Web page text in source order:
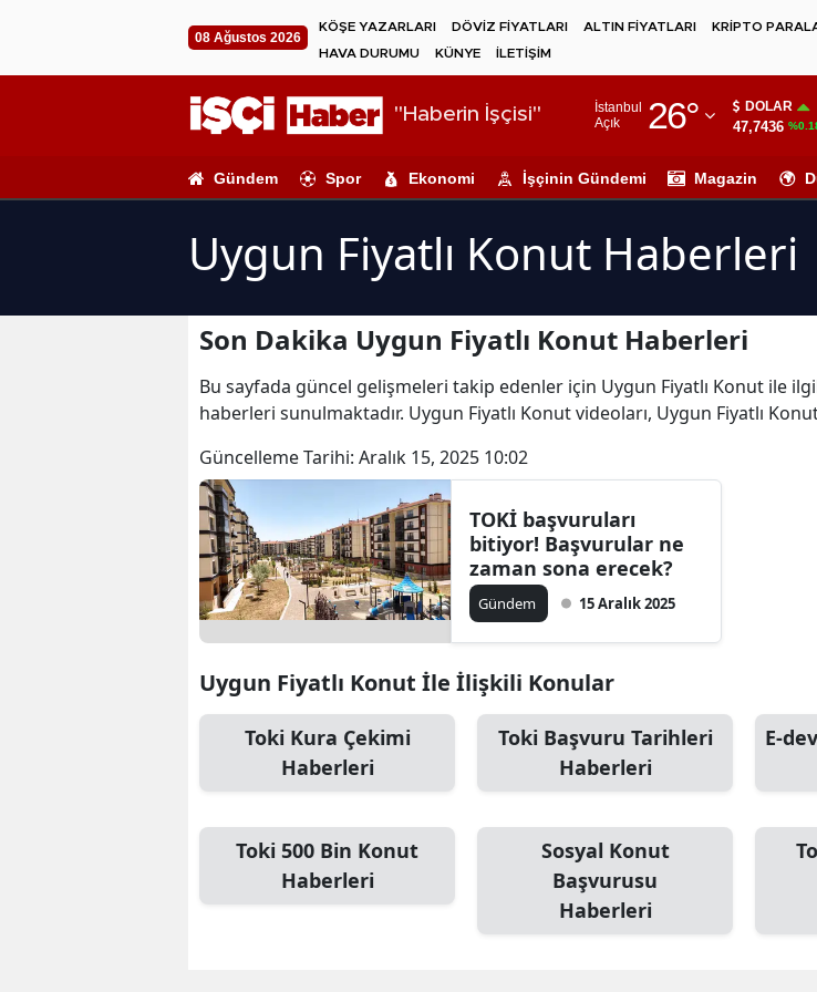
08 Ağustos 2026
KÖŞE YAZARLARI DÖVİZ FİYATLARI ALTIN FİYATLARI KRİPTO
HAVA DURUMU
KÜNYE İLETİŞİM
"Haberin İşçisi"
İstanbul
Açık
26°
Adıyaman
Ağrı
Amasya
Antalya
Artvin
Aydın
Balıkesir
Bilecik
Bingöl
Bitlis
Bursa
Çanakkale
Çorum
DOLAR
47,7436
Gündem Spor Ekonomi İşçinin Gündemi Magazin
Uygun Fiyatlı Konut Haberleri
Son Dakika Uygun Fiyatlı Konut Haberleri
Bu sayfada güncel gelişmeleri takip edenler için Uygun Fiyatlı Konut ile
haberleri sunulmaktadır. Uygun Fiyatlı Konut videoları, Uygun Fiyatlı
Güncelleme Tarihi: Aralık 15, 2025 10:02
TOKİ başvuruları
bitiyor! Başvurular ne
zaman sona erecek?
Gündem 15 Aralık 2025
Uygun Fiyatlı Konut İle İlişkili Konular
Toki Kura Çekimi
Haberleri
Toki Başvuru Tarihleri
Haberleri
E-
Toki 500 Bin Konut
Haberleri
Sosyal Konut
Başvurusu
Haberleri